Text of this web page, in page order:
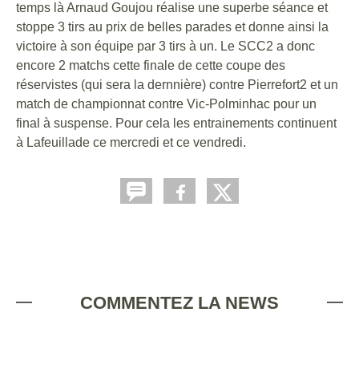
temps là Arnaud Goujou réalise une superbe séance et
stoppe 3 tirs au prix de belles parades et donne ainsi la
victoire à son équipe par 3 tirs à un. Le SCC2 a donc
encore 2 matchs cette finale de cette coupe des
réservistes (qui sera la dernnière) contre Pierrefort2 et un
match de championnat contre Vic-Polminhac pour un
final à suspense. Pour cela les entrainements continuent
à Lafeuillade ce mercredi et ce vendredi.
COMMENTEZ LA NEWS